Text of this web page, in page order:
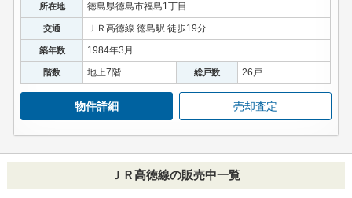
所在地 徳島県徳島市福島1丁目
交通 ＪＲ高徳線 徳島駅 徒歩19分
築年数 1984年3月
階数 地上7階 総戸数 26戸
物件詳細 売却査定
ＪＲ高徳線の販売中一覧